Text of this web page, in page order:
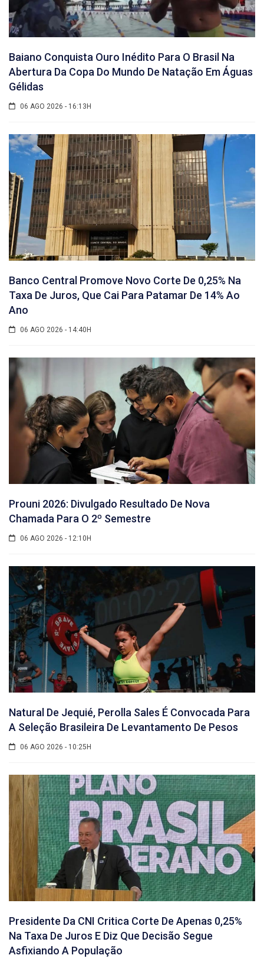
Baiano Conquista Ouro Inédito Para O Brasil Na
Abertura Da Copa Do Mundo De Natação Em Águas
Gélidas
06 AGO 2026 - 16:13H
Banco Central Promove Novo Corte De 0,25% Na
Taxa De Juros, Que Cai Para Patamar De 14% Ao
Ano
06 AGO 2026 - 14:40H
Prouni 2026: Divulgado Resultado De Nova
Chamada Para O 2º Semestre
06 AGO 2026 - 12:10H
Natural De Jequié, Perolla Sales É Convocada Para
A Seleção Brasileira De Levantamento De Pesos
06 AGO 2026 - 10:25H
Presidente Da CNI Critica Corte De Apenas 0,25%
Na Taxa De Juros E Diz Que Decisão Segue
Asfixiando A População